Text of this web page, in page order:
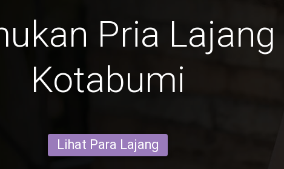
Pria Lajang
Kotabumi
Lihat Para Lajang